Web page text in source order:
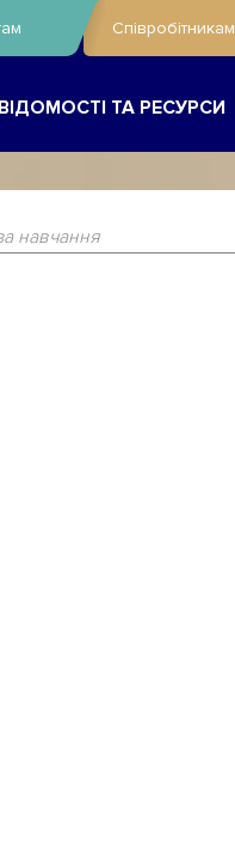
Співробітникам
ВІДОМОСТІ ТА РЕСУРСИ
навчання